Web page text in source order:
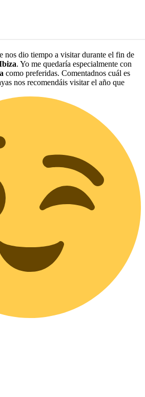
nos dio tiempo a visitar durante el fin de
. Yo me quedaría especialmente con
como preferidas. Comentadnos cuál es
nos recomendáis visitar el año que